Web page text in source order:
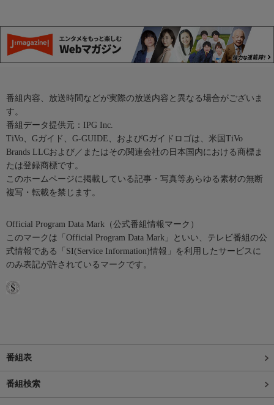
番組内容、放送時間などが実際の放送内容と異なる場合がございま
す。
番組データ提供元：IPG Inc.
TiVo、Gガイド、G-GUIDE、およびGガイドロゴは、米国TiVo
Brands LLCおよび／またはその関連会社の日本国内における商標ま
たは登録商標です。
このホームページに掲載している記事・写真等あらゆる素材の無断
複写・転載を禁じます。
Official Program Data Mark（公式番組情報マーク）
このマークは「Official Program Data Mark」といい、テレビ番組の公
式情報である「SI(Service Information)情報」を利用したサービスに
のみ表記が許されているマークです。
番組表
番組検索